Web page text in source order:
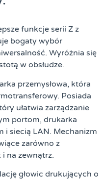
funkcje serii Z z
bogaty wybór
Wyróżnia się
w obsłudze.
przemysłowa, która
Posiada
ułatwia zarządzanie
portom, drukarka
i siecią LAN. Mechanizm
zarówno z
na zewnątrz.
głowic drukujących o